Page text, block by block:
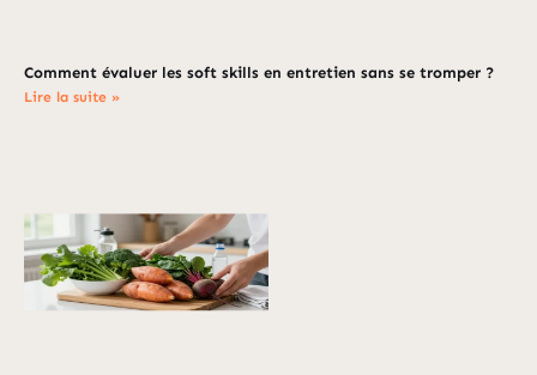
Comment évaluer les soft skills en entretien sans se tromper ?
Lire la suite »